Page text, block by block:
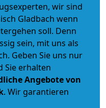
wir sind
Gladbach wenn
soll. Denn
sein, mit uns als
Geben Sie uns nur
Sie erhalten
Angebote von
. Wir garantieren